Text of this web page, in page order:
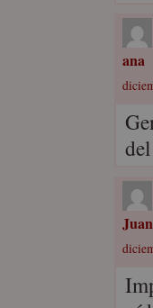
ana